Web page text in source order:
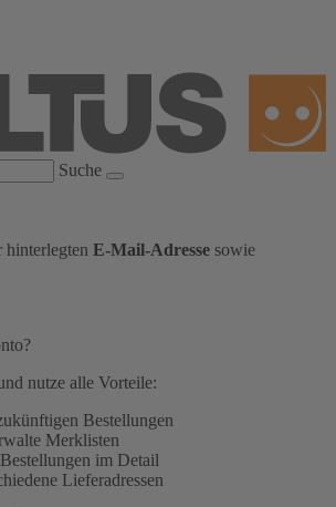
Suche
hinterlegten E-Mail-Adresse sowie
nutze alle Vorteile:
Bestellungen
Merklisten
im Detail
Lieferadressen